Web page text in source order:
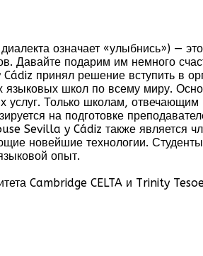
означает «улыбнись») —
Давайте подарим им немного
принял решение вступить в
школ по всему миру.
Только школам, отвечающим
на подготовке
y Cádiz также является
новейшие технологии.
опыт.
Cambridge CELTA и Trinity